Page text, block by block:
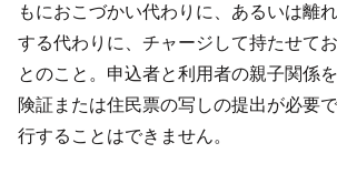
もにおこづかい代わりに、あるいは離
する代わりに、チャージして持たせて
とのこと。申込者と利用者の親子関係
険証または住⺠票の写しの提出が必要
行することはできません。